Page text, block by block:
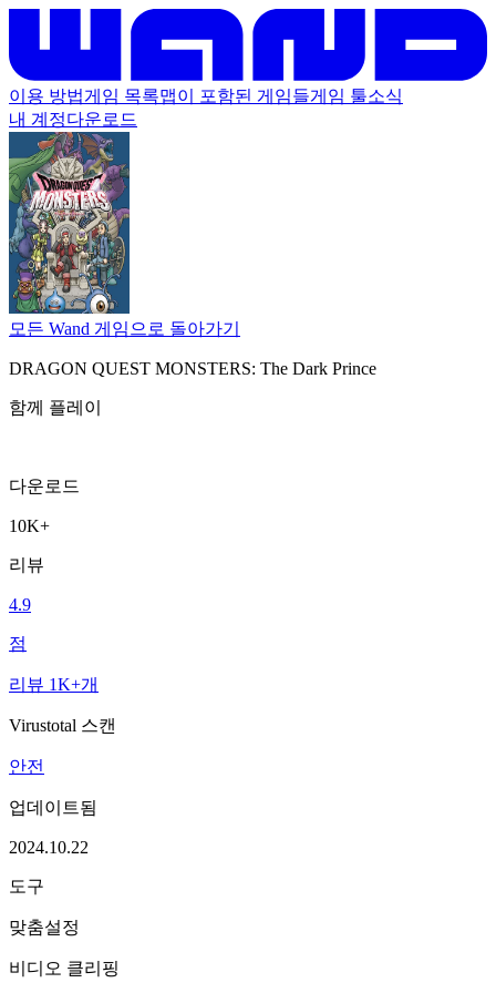
이용 방법게임 목록맵이 포함된 게임들게임 툴소식
내 계정다운로드
모든 Wand 게임으로 돌아가기
DRAGON QUEST MONSTERS: The Dark Prince
함께 플레이
다운로드
10K+
리뷰
4.9
점
리뷰 1K+개
Virustotal 스캔
안전
업데이트됨
2024.10.22
도구
맞춤설정
비디오 클리핑